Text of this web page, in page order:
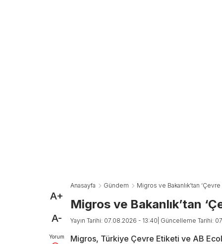
A+
A-
Yorum
Anasayfa Gündem Migros ve Bakanlık’tan
Migros ve Bakanlık’tan
Yayın Tarihi: 07.08.2026 - 13:40 | Güncelleme Tarihi:
Migros, Türkiye Çevre Etiketi ve AB